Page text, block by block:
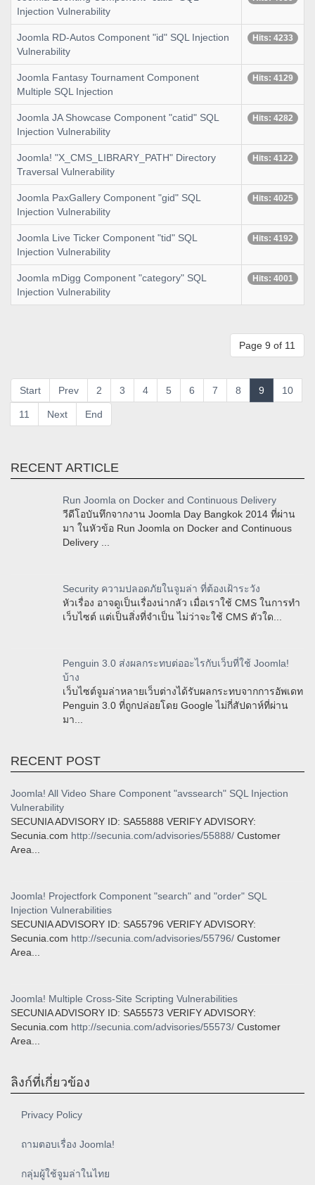
Injection Vulnerability
Joomla RD-Autos Component "id" SQL Injection
Vulnerability
Hits: 4233
Joomla Fantasy Tournament Component
Multiple SQL Injection
Hits: 4129
Joomla JA Showcase Component "catid" SQL
Injection Vulnerability
Hits: 4282
Joomla! "X_CMS_LIBRARY_PATH" Directory
Traversal Vulnerability
Hits: 4122
Joomla PaxGallery Component "gid" SQL
Injection Vulnerability
Hits: 4025
Joomla Live Ticker Component "tid" SQL
Injection Vulnerability
Hits: 4192
Joomla mDigg Component "category" SQL
Injection Vulnerability
Hits: 4001
Page 9 of 11
Start Prev 2 3 4 5 6 7 8 9 10
11 Next End
RECENT ARTICLE
Run Joomla on Docker and Continuous Delivery
วีดีโอบันทึกจากงาน Joomla Day Bangkok 2014 ที่ผ่าน
มา ในหัวข้อ Run Joomla on Docker and Continuous
Delivery ...
Security ความปลอดภัยในจูมล่า ที่ต้องเฝ้าระวัง
หัวเรื่อง อาจดูเป็นเรื่องน่ากลัว เมื่อเราใช้ CMS ในการทำ
เว็บไซต์ แต่เป็นสิ่งที่จำเป็น ไม่ว่าจะใช้ CMS ตัวใด...
Penguin 3.0 ส่งผลกระทบต่ออะไรกับเว็บที่ใช้ Joomla!
บ้าง
เว็บไซต์จูมล่าหลายเว็บต่างได้รับผลกระทบจากการอัพเดท
Penguin 3.0 ที่ถูกปล่อยโดย Google ไม่กี่สัปดาห์ที่ผ่าน
มา...
RECENT POST
Joomla! All Video Share Component "avssearch" SQL Injection
Vulnerability
SECUNIA ADVISORY ID: SA55888 VERIFY ADVISORY:
Secunia.com http://secunia.com/advisories/55888/ Customer
Area...
Joomla! Projectfork Component "search" and "order" SQL
Injection Vulnerabilities
SECUNIA ADVISORY ID: SA55796 VERIFY ADVISORY:
Secunia.com http://secunia.com/advisories/55796/ Customer
Area...
Joomla! Multiple Cross-Site Scripting Vulnerabilities
SECUNIA ADVISORY ID: SA55573 VERIFY ADVISORY:
Secunia.com http://secunia.com/advisories/55573/ Customer
Area...
ลิงก์ที่เกี่ยวข้อง
Privacy Policy
ถามตอบเรื่อง Joomla!
กลุ่มผู้ใช้จูมล่าในไทย